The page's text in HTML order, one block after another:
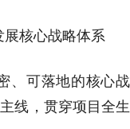
核心战略体系
、可落地的核心战
线，贯穿项目全生